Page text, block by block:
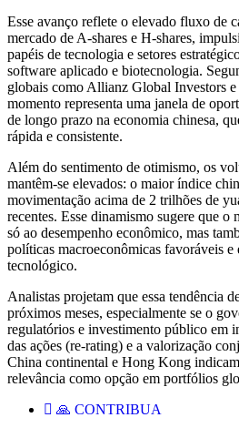
Esse avanço reflete o elevado fluxo de
mercado de A‑shares e H‑shares,
papéis de tecnologia e setores
software aplicado e biotecnologia.
globais como Allianz Global Investors
momento representa uma janela de
de longo prazo na economia chinesa,
rápida e consistente.
Além do sentimento de otimismo, os
mantêm-se elevados: o maior índice
movimentação acima de 2 trilhões de
recentes. Esse dinamismo sugere que o
só ao desempenho econômico, mas
políticas macroeconômicas favoráveis e
tecnológico.
Analistas projetam que essa tendência
próximos meses, especialmente se o
regulatórios e investimento público em
das ações (re-rating) e a valorização
China continental e Hong Kong
relevância como opção em portfólios
🙏 CONTRIBUA